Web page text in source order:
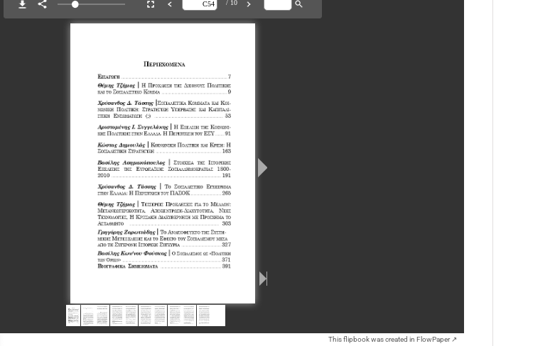
This flipbook was created in FlowPaper ↗